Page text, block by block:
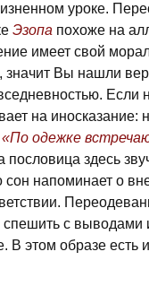
уроке.
Эзопа похоже на
имеет свой
Вы нашли
Если
на иносказание:
«По одежке
пословица здесь
сон напоминает о
спешить с выводами
В этом образе есть